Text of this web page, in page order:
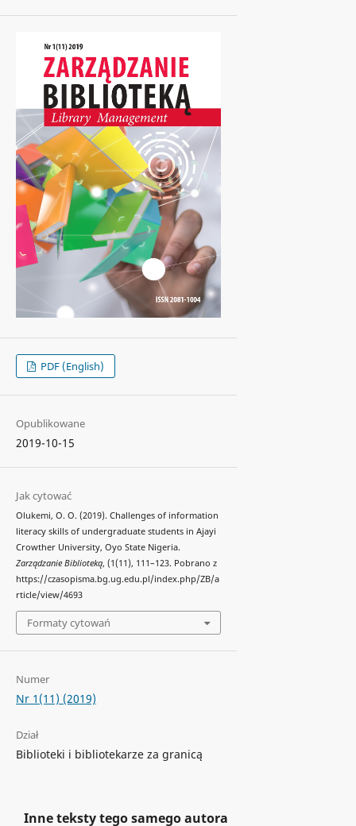
PDF (English)
Opublikowane
2019-10-15
Jak cytować
Olukemi, O. O. (2019). Challenges of information
literacy skills of undergraduate students in Ajayi
Crowther University, Oyo State Nigeria.
Zarządzanie Biblioteką, (1(11), 111–123. Pobrano z
https://czasopisma.bg.ug.edu.pl/index.php/ZB/a
rticle/view/4693
Formaty cytowań
Numer
Nr 1(11) (2019)
Dział
Biblioteki i bibliotekarze za granicą
Inne teksty tego samego autora